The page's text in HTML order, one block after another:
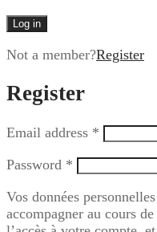
Log in
Not a member?Register
Register
Email address *
Password *
Vos données
accompagner au cours